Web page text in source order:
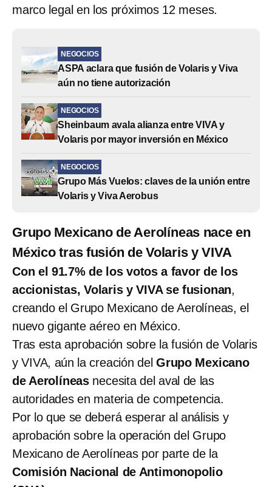
marco legal en los próximos 12 meses.
NEGOCIOS
ASPA aclara que fusión de Volaris y Viva
aún no tiene autorización
NEGOCIOS
Sheinbaum avala alianza entre VIVA y
Volaris por mayor inversión en México
NEGOCIOS
Grupo Más Vuelos: claves de la unión entre
Volaris y Viva Aerobus
Grupo Mexicano de Aerolíneas nace en
México tras fusión de Volaris y VIVA
Con el 91.7% de los votos a favor de los
accionistas, Volaris y VIVA se fusionan,
creando el Grupo Mexicano de Aerolíneas, el
nuevo gigante aéreo en México.
Tras esta aprobación sobre la fusión de Volaris
y VIVA, aún la creación del Grupo Mexicano
de Aerolíneas necesita del aval de las
autoridades en materia de competencia.
Por lo que se deberá esperar al análisis y
aprobación sobre la operación del Grupo
Mexicano de Aerolíneas por parte de la
Comisión Nacional de Antimonopolio